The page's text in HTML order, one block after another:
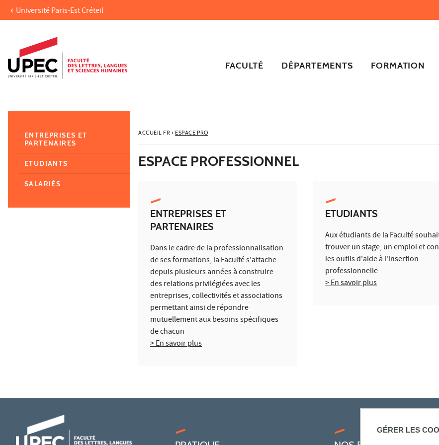
GÉRER LES
Aller au contenu
Accès directs
Recherche
Navigation secondaire
Université Paris-Est Créteil
FACULTÉ DÉPARTEMENTS FORMATION
ACCUEIL FR› ESPACE PRO
ESPACE PROFESSIONNEL
ENTREPRISES ET
PARTENAIRES
Dans le cadre de la professionnalisation
de ses formations, la Faculté s'attache
depuis plusieurs années à construire
des relations privilégiées avec les
entreprises, collectivités et associations
permettant ainsi de répondre
mutuellement aux besoins spécifiques
de chacun
> En savoir plus
ETUDIANTS
Aux étudiants de la Faculté
trouver un stage, un emploi et
les outils d'aide à l'insertion
professionnelle
> En savoir plus
ENTREPRISES ET
PARTENAIRES
ETUDIANTS
SALARIÉS